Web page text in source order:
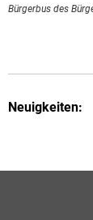
Bürgerbus des
Neuigkeiten: